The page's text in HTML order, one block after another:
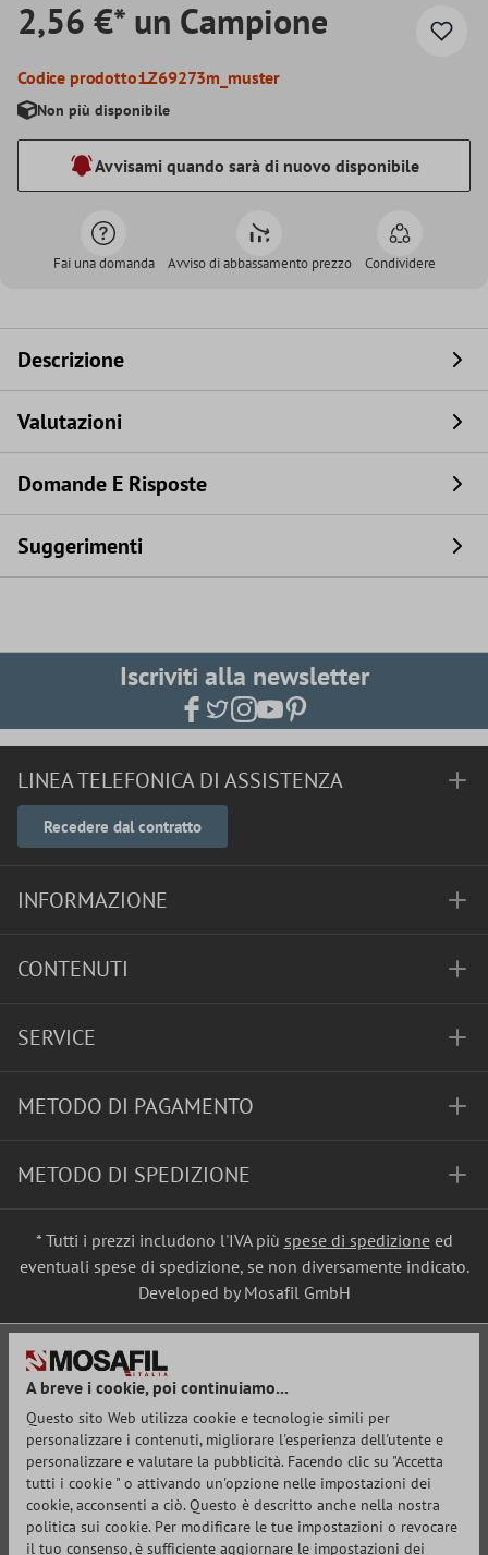
2,56 €* un Campione
Codice prodotto:LZ69273m_muster
Non più disponibile
Avvisami quando sarà di nuovo disponibile
Fai una domanda Avviso di abbassamento prezzo Condividere
Descrizione
Valutazioni
Domande E Risposte
Suggerimenti
Iscriviti alla newsletter
LINEA TELEFONICA DI ASSISTENZA
Recedere dal contratto
INFORMAZIONE
CONTENUTI
SERVICE
METODO DI PAGAMENTO
METODO DI SPEDIZIONE
* Tutti i prezzi includono l'IVA più spese di spedizioneed
eventuali spese di spedizione, se non diversamente indicato.
Developed by Mosafil GmbH
A breve i cookie, poi continuiamo...
Questo sito Web utilizza cookie e tecnologie simili per
personalizzare i contenuti, migliorare l'esperienza dell'utente e
personalizzare e valutare la pubblicità. Facendo clic su "Accetta
tutti i cookie " o attivando un'opzione nelle impostazioni dei
cookie, acconsenti a ciò. Questo è descritto anche nella nostra
politica sui cookie. Per modificare le tue impostazioni o revocare
il tuo consenso, è sufficiente aggiornare le impostazioni dei